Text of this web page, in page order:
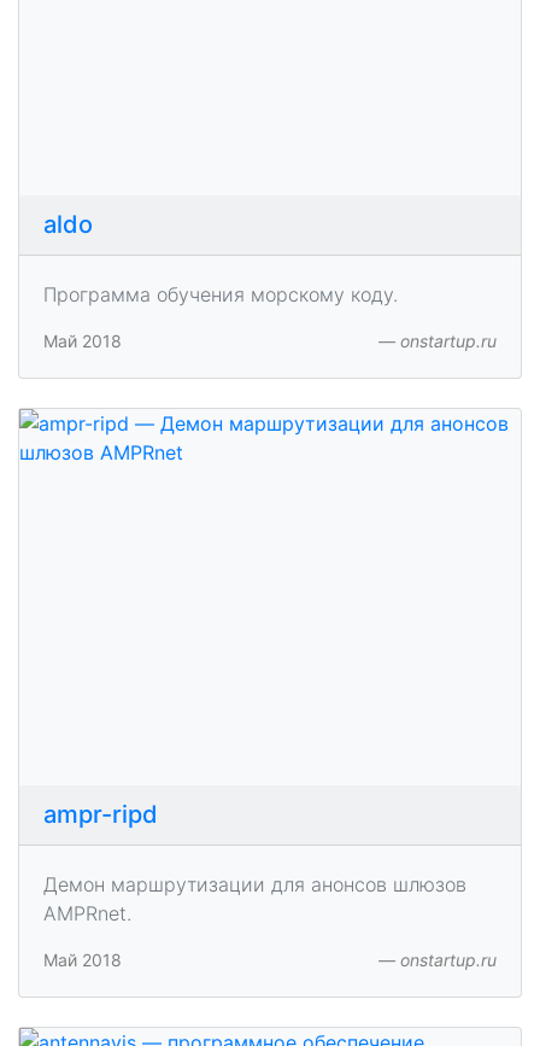
aldo
Программа обучения морскому коду.
Май 2018 onstartup.ru
ampr-ripd
Демон маршрутизации для анонсов шлюзов
AMPRnet.
Май 2018 onstartup.ru